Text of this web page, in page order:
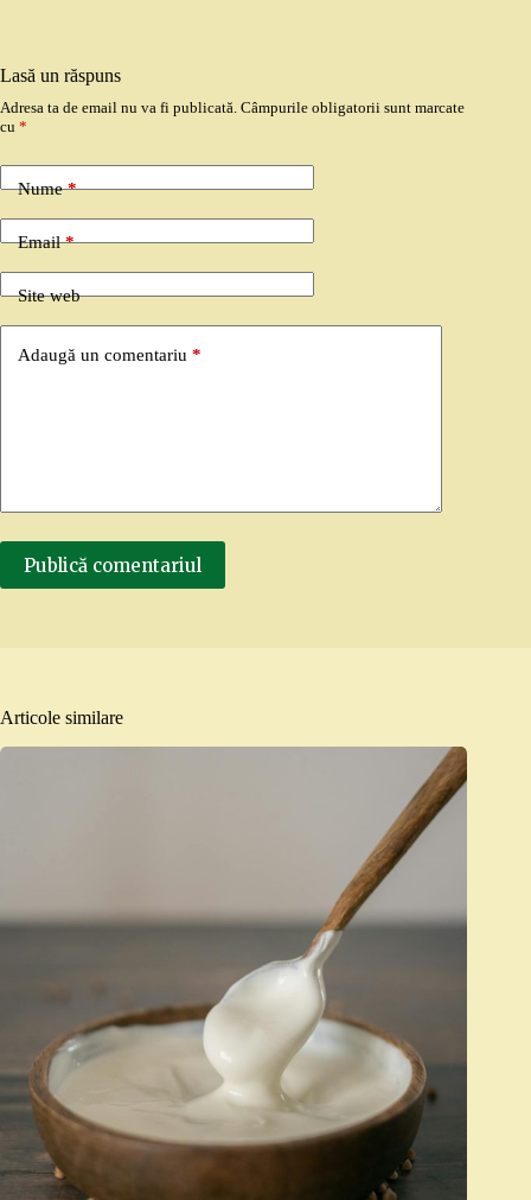
Lasă un răspuns
Adresa ta de email nu va fi publicată. Câmpurile obligatorii sunt marcate
cu *
Nume*
Email*
Site web
Adaugă un comentariu *
Publică comentariul
Articole similare